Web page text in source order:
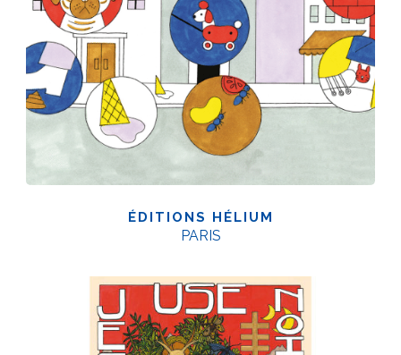
ÉDITIONS HÉLIUM
PARIS